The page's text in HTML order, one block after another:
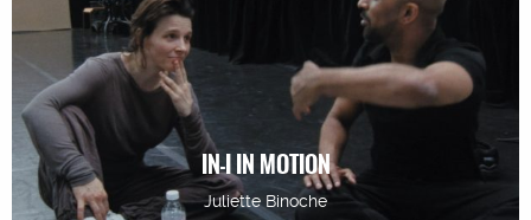
IN-I IN MOTION
Juliette Binoche